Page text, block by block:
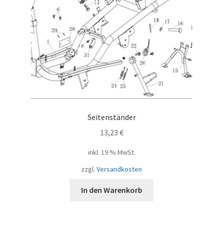
Seitenständer
13,23 €
inkl. 19 % MwSt.
zzgl. Versandkosten
In den Warenkorb